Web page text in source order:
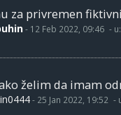
za privremen
- 12 Feb 2022, 09:46 - u:
želim da imam
- 25 Jan 2022, 19:52 -